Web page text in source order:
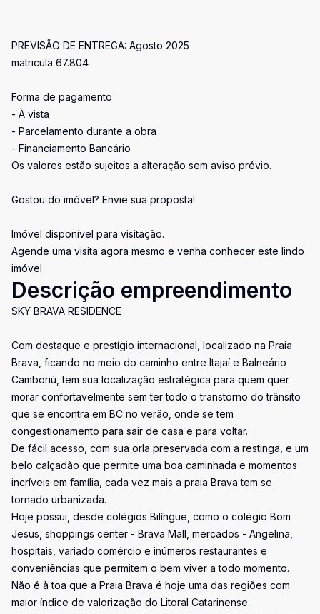
PREVISÃO DE ENTREGA: Agosto 2025
matricula 67.804
Forma de pagamento
- À vista
- Parcelamento durante a obra
- Financiamento Bancário
Os valores estão sujeitos a alteração sem aviso prévio.
Gostou do imóvel? Envie sua proposta!
Imóvel disponível para visitação.
Agende uma visita agora mesmo e venha conhecer este lindo
imóvel
Descrição empreendimento
SKY BRAVA RESIDENCE
Com destaque e prestígio internacional, localizado na Praia
Brava, ficando no meio do caminho entre Itajaí e Balneário
Camboriú, tem sua localização estratégica para quem quer
morar confortavelmente sem ter todo o transtorno do trânsito
que se encontra em BC no verão, onde se tem
congestionamento para sair de casa e para voltar.
De fácil acesso, com sua orla preservada com a restinga, e um
belo calçadão que permite uma boa caminhada e momentos
incríveis em família, cada vez mais a praia Brava tem se
tornado urbanizada.
Hoje possui, desde colégios Bilíngue, como o colégio Bom
Jesus, shoppings center - Brava Mall, mercados - Angelina,
hospitais, variado comércio e inúmeros restaurantes e
conveniências que permitem o bem viver a todo momento.
Não é à toa que a Praia Brava é hoje uma das regiões com
maior índice de valorização do Litoral Catarinense.